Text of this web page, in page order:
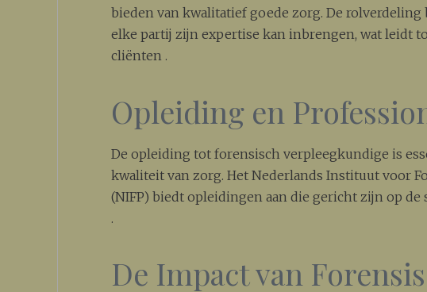
bieden van kwalitatief goede zorg. De
elke partij zijn expertise kan inbrengen, wat leidt
cliënten .
Opleiding en
De opleiding tot forensisch verpleegkundige is
kwaliteit van zorg. Het Nederlands Instituut voor
(NIFP) biedt opleidingen aan die gericht zijn op
.
De Impact van